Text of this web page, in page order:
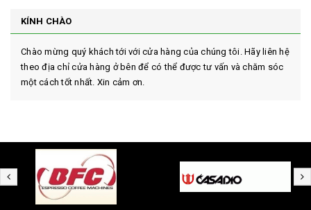
KÍNH CHÀO
Chào mừng quý khách tới với cửa hàng của chúng tôi. Hãy liên hệ
theo địa chỉ cửa hàng ở bên để có thể được tư vấn và chăm sóc
một cách tốt nhất. Xin cảm ơn.